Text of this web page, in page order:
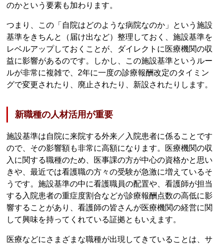
のかという要素も加わります。
つまり、この「自院はどのような病院なのか」という施設
基準をきちんと（届け出など）整理しておく、施設基準を
レベルアップしておくことが、ダイレクトに医療機関の収
益に影響があるのです。しかし、この施設基準というルー
ルが非常に複雑で、2年に一度の診療報酬改定のタイミン
グで変更されたり、廃止されたり、新設されたりします。
新職種の人材活用が重要
施設基準は自院に来院する外来／入院患者に係ることです
ので、その影響額も非常に高額になります。医療機関の収
入に関する職種のため、医事課の方が中心の資格かと思い
きや、最近では看護職の方々の受験が急激に増えているそ
うです。施設基準の中に看護職員の配置や、看護師が担当
する入院患者の重症度割合などが診療報酬点数の高低に影
響することがあり、看護師の皆さんが医療機関の経営に関
して興味を持ってくれている証拠ともいえます。
医療などにさまざまな職種が出現してきていることは、サ